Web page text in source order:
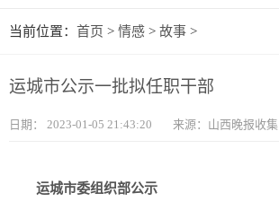
当前位置： 首页 > 情感 > 故事 >
运城市公示一批拟任职干部
日期： 2023-01-05 21:43:20 来源：山西晚报收集
运城市委组织部公示